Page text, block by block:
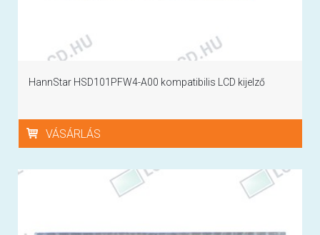
HannStar HSD101PFW4-A00 kompatibilis LCD kijelző
VÁSÁRLÁS